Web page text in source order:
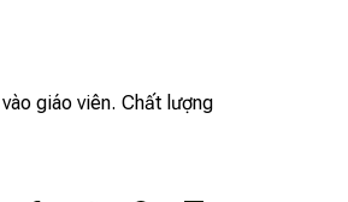
giáo viên. Chất lượng